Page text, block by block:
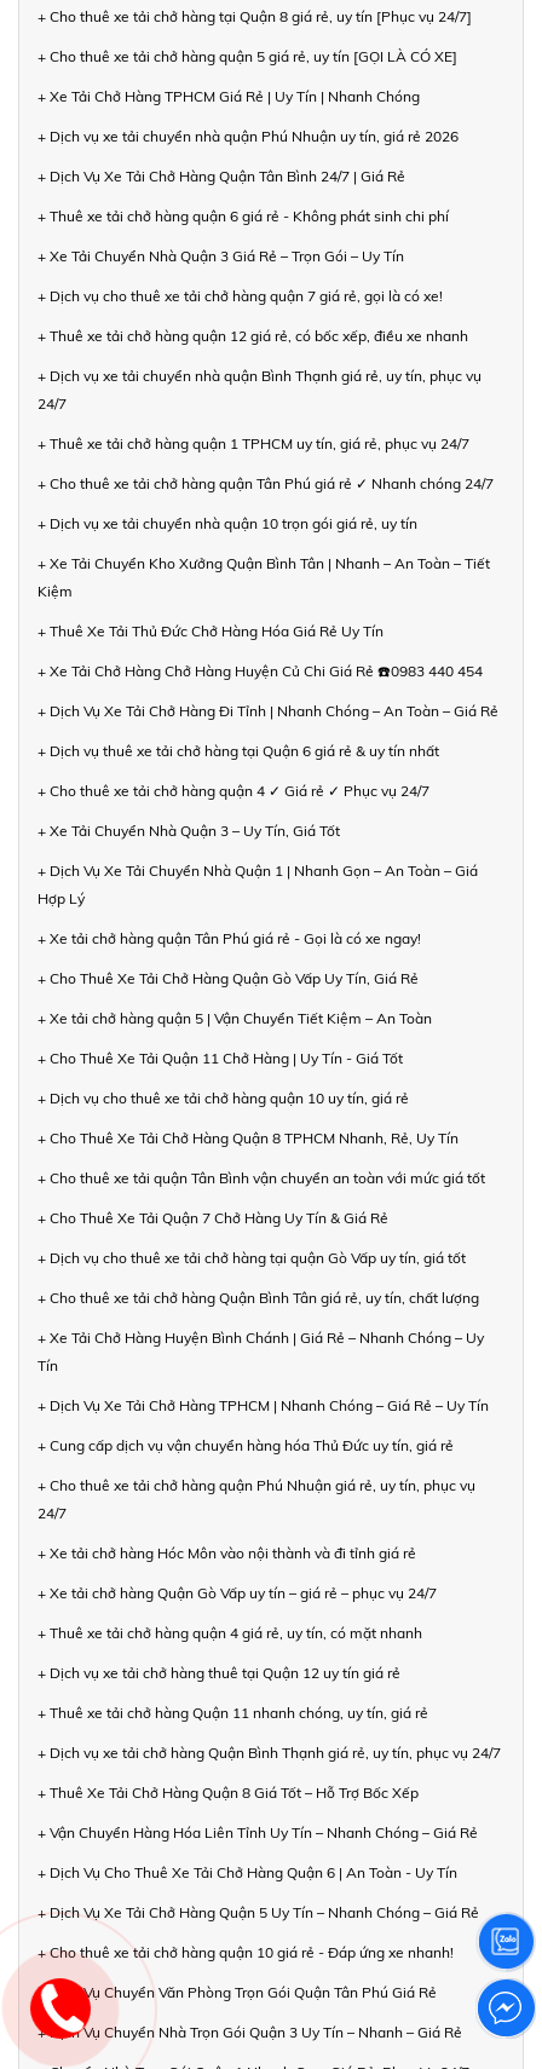
+ Cho thuê xe tải chở hàng tại Quận 8 giá rẻ, uy tín [Phục vụ 24/7]
+ Cho thuê xe tải chở hàng quận 5 giá rẻ, uy tín [GỌI LÀ CÓ XE]
+ Xe Tải Chở Hàng TPHCM Giá Rẻ | Uy Tín | Nhanh Chóng
+ Dịch vụ xe tải chuyển nhà quận Phú Nhuận uy tín, giá rẻ 2026
+ Dịch Vụ Xe Tải Chở Hàng Quận Tân Bình 24/7 | Giá Rẻ
+ Thuê xe tải chở hàng quận 6 giá rẻ - Không phát sinh chi phí
+ Xe Tải Chuyển Nhà Quận 3 Giá Rẻ – Trọn Gói – Uy Tín
+ Dịch vụ cho thuê xe tải chở hàng quận 7 giá rẻ, gọi là có xe!
+ Thuê xe tải chở hàng quận 12 giá rẻ, có bốc xếp, điều xe nhanh
+ Dịch vụ xe tải chuyển nhà quận Bình Thạnh giá rẻ, uy tín, phục vụ
24/7
+ Thuê xe tải chở hàng quận 1 TPHCM uy tín, giá rẻ, phục vụ 24/7
+ Cho thuê xe tải chở hàng quận Tân Phú giá rẻ ✓ Nhanh chóng 24/7
+ Dịch vụ xe tải chuyển nhà quận 10 trọn gói giá rẻ, uy tín
+ Xe Tải Chuyển Kho Xưởng Quận Bình Tân | Nhanh – An Toàn – Tiết
Kiệm
+ Thuê Xe Tải Thủ Đức Chở Hàng Hóa Giá Rẻ Uy Tín
+ Xe Tải Chở Hàng Chở Hàng Huyện Củ Chi Giá Rẻ ☎️0983 440 454
+ Dịch Vụ Xe Tải Chở Hàng Đi Tỉnh | Nhanh Chóng – An Toàn – Giá Rẻ
+ Dịch vụ thuê xe tải chở hàng tại Quận 6 giá rẻ & uy tín nhất
+ Cho thuê xe tải chở hàng quận 4 ✓ Giá rẻ ✓ Phục vụ 24/7
+ Xe Tải Chuyển Nhà Quận 3 – Uy Tín, Giá Tốt
+ Dịch Vụ Xe Tải Chuyển Nhà Quận 1 | Nhanh Gọn – An Toàn – Giá
Hợp Lý
+ Xe tải chở hàng quận Tân Phú giá rẻ - Gọi là có xe ngay!
+ Cho Thuê Xe Tải Chở Hàng Quận Gò Vấp Uy Tín, Giá Rẻ
+ Xe tải chở hàng quận 5 | Vận Chuyển Tiết Kiệm – An Toàn
+ Cho Thuê Xe Tải Quận 11 Chở Hàng | Uy Tín - Giá Tốt
+ Dịch vụ cho thuê xe tải chở hàng quận 10 uy tín, giá rẻ
+ Cho Thuê Xe Tải Chở Hàng Quận 8 TPHCM Nhanh, Rẻ, Uy Tín
+ Cho thuê xe tải quận Tân Bình vận chuyển an toàn với mức giá tốt
+ Cho Thuê Xe Tải Quận 7 Chở Hàng Uy Tín & Giá Rẻ
+ Dịch vụ cho thuê xe tải chở hàng tại quận Gò Vấp uy tín, giá tốt
+ Cho thuê xe tải chở hàng Quận Bình Tân giá rẻ, uy tín, chất lượng
+ Xe Tải Chở Hàng Huyện Bình Chánh | Giá Rẻ – Nhanh Chóng – Uy
Tín
+ Dịch Vụ Xe Tải Chở Hàng TPHCM | Nhanh Chóng – Giá Rẻ – Uy Tín
+ Cung cấp dịch vụ vận chuyển hàng hóa Thủ Đức uy tín, giá rẻ
+ Cho thuê xe tải chở hàng quận Phú Nhuận giá rẻ, uy tín, phục vụ
24/7
+ Xe tải chở hàng Hóc Môn vào nội thành và đi tỉnh giá rẻ
+ Xe tải chở hàng Quận Gò Vấp uy tín – giá rẻ – phục vụ 24/7
+ Thuê xe tải chở hàng quận 4 giá rẻ, uy tín, có mặt nhanh
+ Dịch vụ xe tải chở hàng thuê tại Quận 12 uy tín giá rẻ
+ Thuê xe tải chở hàng Quận 11 nhanh chóng, uy tín, giá rẻ
+ Dịch vụ xe tải chở hàng Quận Bình Thạnh giá rẻ, uy tín, phục vụ 24/7
+ Thuê Xe Tải Chở Hàng Quận 8 Giá Tốt – Hỗ Trợ Bốc Xếp
+ Vận Chuyển Hàng Hóa Liên Tỉnh Uy Tín – Nhanh Chóng – Giá Rẻ
+ Dịch Vụ Cho Thuê Xe Tải Chở Hàng Quận 6 | An Toàn - Uy Tín
+ Dịch Vụ Xe Tải Chở Hàng Quận 5 Uy Tín – Nhanh Chóng – Giá Rẻ
+ Cho thuê xe tải chở hàng quận 10 giá rẻ - Đáp ứng xe nhanh!
+ Dịch Vụ Chuyển Văn Phòng Trọn Gói Quận Tân Phú Giá Rẻ
+ Dịch Vụ Chuyển Nhà Trọn Gói Quận 3 Uy Tín – Nhanh – Giá Rẻ